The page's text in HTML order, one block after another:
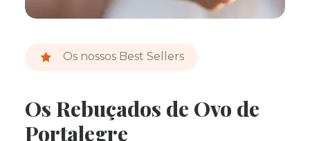
Os nossos Best Sellers
Os Rebuçados de Ovo de
Portalegre